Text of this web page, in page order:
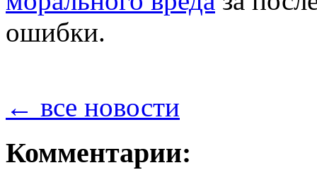
ошибки.
← все новости
Комментарии: